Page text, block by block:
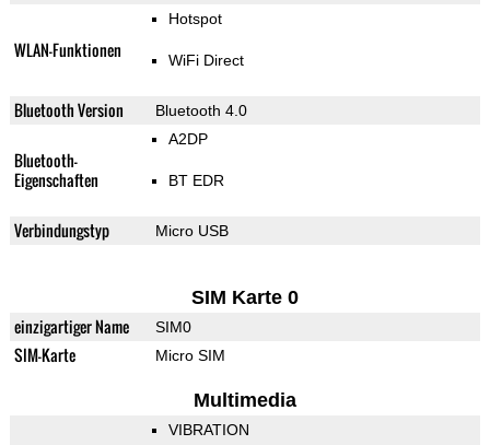
WLAN-Funktionen
Hotspot
WiFi Direct
Bluetooth Version Bluetooth 4.0
Bluetooth-
Eigenschaften
A2DP
BT EDR
Verbindungstyp Micro USB
SIM Karte 0
einzigartiger Name SIM0
SIM-Karte Micro SIM
Multimedia
VIBRATION